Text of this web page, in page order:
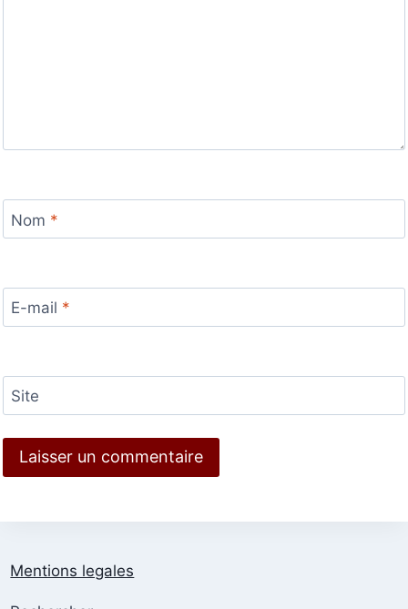
Nom *
E-mail *
Site
Mentions legales